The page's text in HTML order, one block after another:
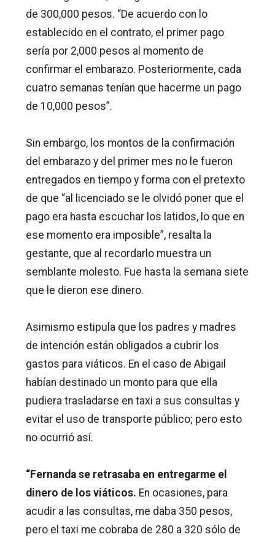
de 300,000 pesos. “De acuerdo con lo
establecido en el contrato, el primer pago
sería por 2,000 pesos al momento de
confirmar el embarazo. Posteriormente, cada
cuatro semanas tenían que hacerme un pago
de 10,000 pesos”.
Sin embargo, los montos de la confirmación
del embarazo y del primer mes no le fueron
entregados en tiempo y forma con el pretexto
de que “al licenciado se le olvidó poner que el
pago era hasta escuchar los latidos, lo que en
ese momento era imposible”, resalta la
gestante, que al recordarlo muestra un
semblante molesto. Fue hasta la semana siete
que le dieron ese dinero.
Asimismo estipula que los padres y madres
de intención están obligados a cubrir los
gastos para viáticos. En el caso de Abigail
habían destinado un monto para que ella
pudiera trasladarse en taxi a sus consultas y
evitar el uso de transporte público; pero esto
no ocurrió así.
“Fernanda se retrasaba en entregarme el
dinero de los viáticos. En ocasiones, para
acudir a las consultas, me daba 350 pesos,
pero el taxi me cobraba de 280 a 320 sólo de